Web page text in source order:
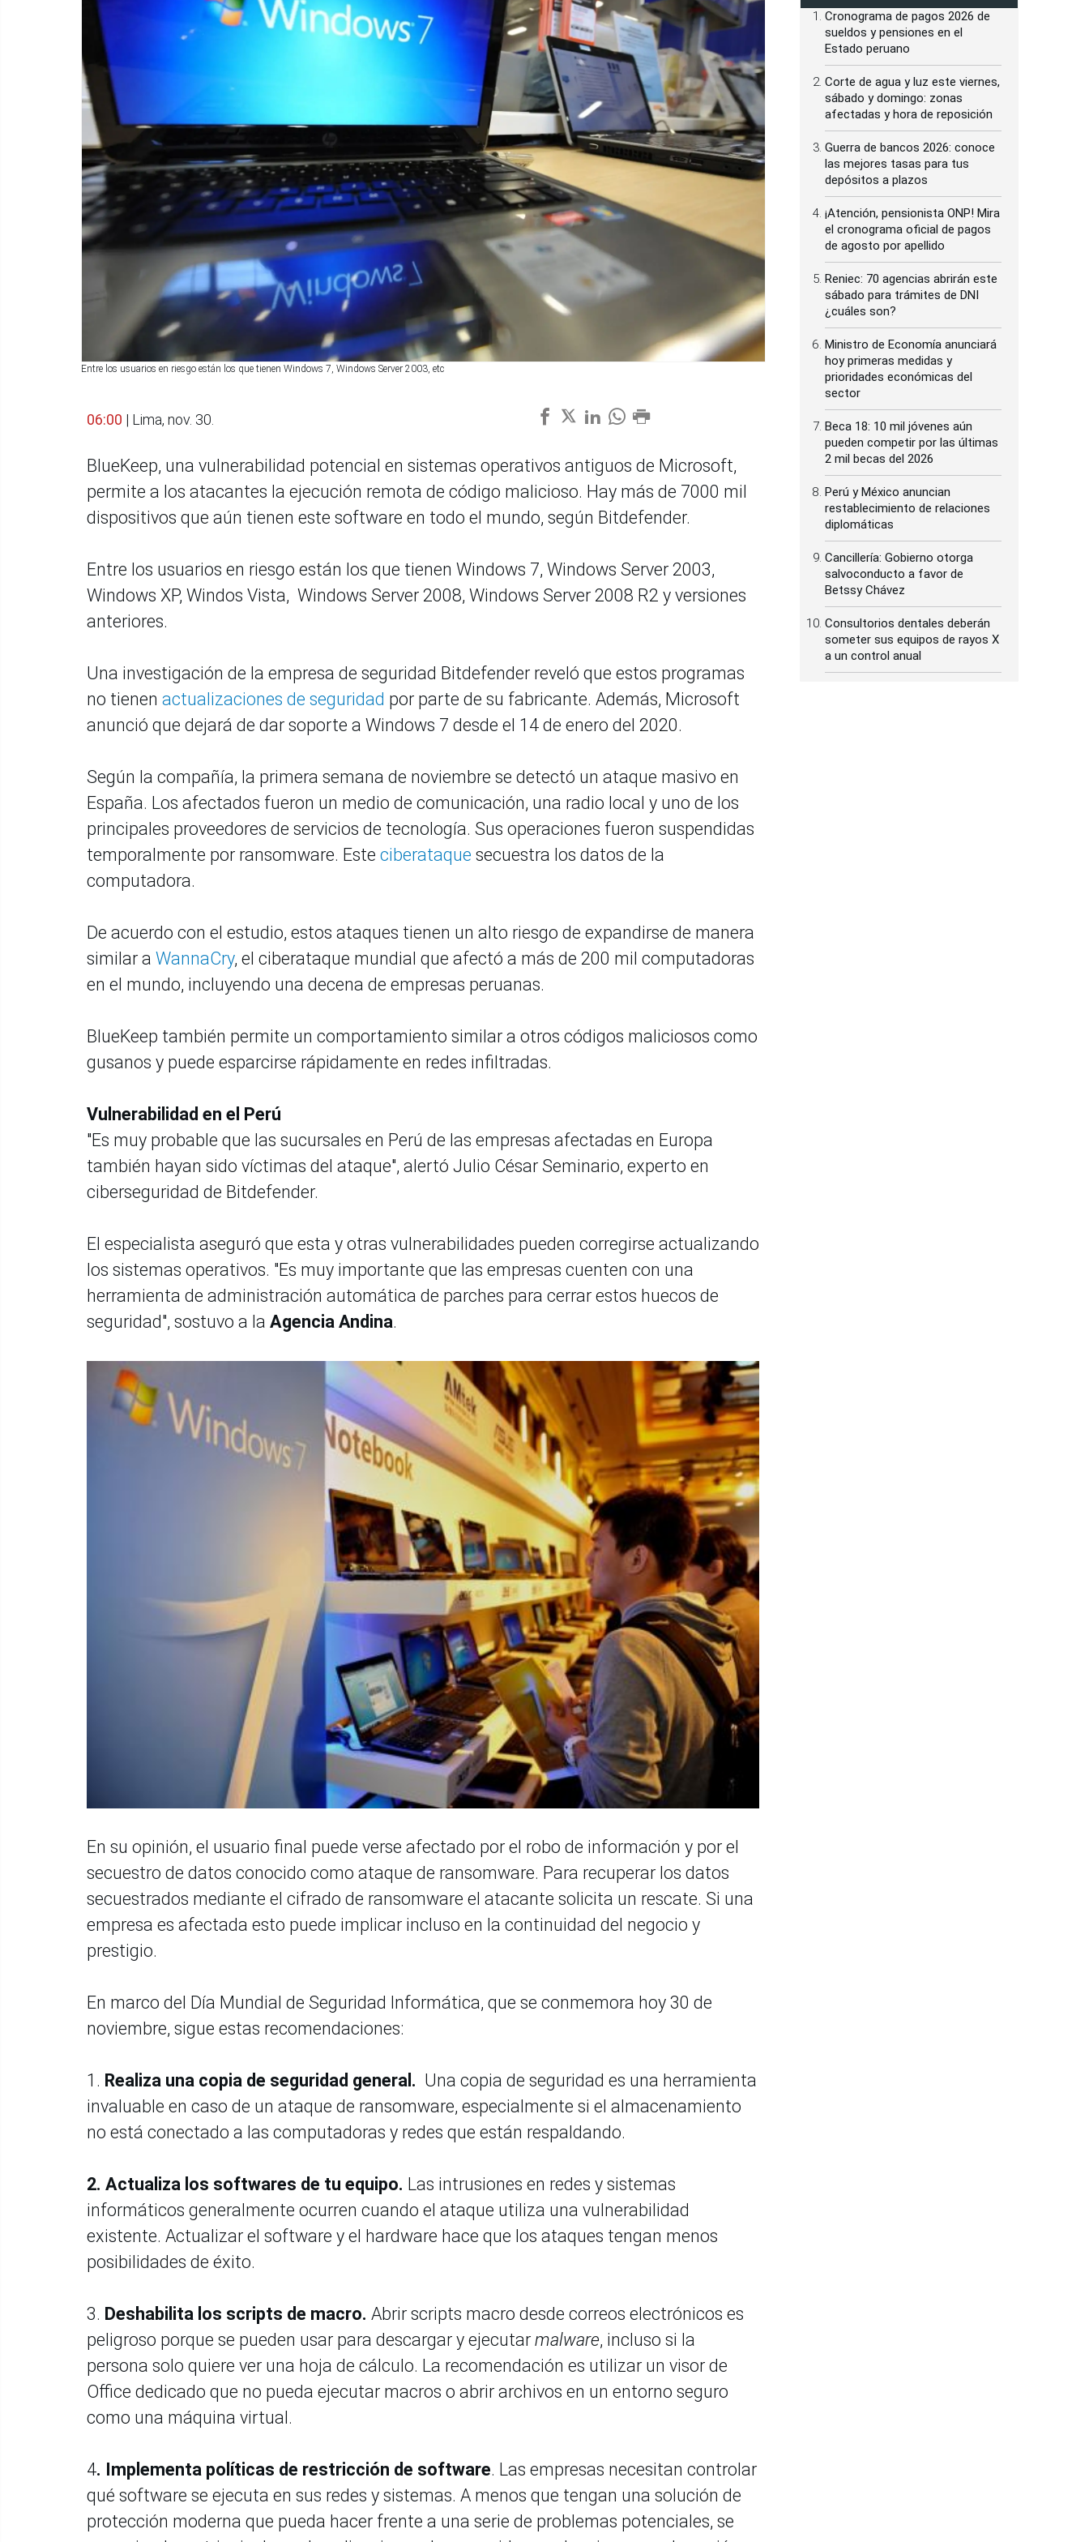
Entre los usuarios en riesgo están los que tienen Windows 7, Windows Server 2003, etc
06:00 | Lima, nov. 30.
BlueKeep, una vulnerabilidad potencial en sistemas operativos antiguos de Microsoft,
permite a los atacantes la ejecución remota de código malicioso. Hay más de 7000 mil
dispositivos que aún tienen este software en todo el mundo, según Bitdefender.
Entre los usuarios en riesgo están los que tienen Windows 7, Windows Server 2003,
Windows XP, Windos Vista, Windows Server 2008, Windows Server 2008 R2 y versiones
anteriores.
Una investigación de la empresa de seguridad Bitdefender reveló que estos programas
no tienen actualizaciones de seguridad por parte de su fabricante. Además, Microsoft
anunció que dejará de dar soporte a Windows 7 desde el 14 de enero del 2020.
Según la compañía, la primera semana de noviembre se detectó un ataque masivo en
España. Los afectados fueron un medio de comunicación, una radio local y uno de los
principales proveedores de servicios de tecnología. Sus operaciones fueron suspendidas
temporalmente por ransomware. Este ciberataque secuestra los datos de la
computadora.
De acuerdo con el estudio, estos ataques tienen un alto riesgo de expandirse de manera
similar a WannaCry, el ciberataque mundial que afectó a más de 200 mil computadoras
en el mundo, incluyendo una decena de empresas peruanas.
BlueKeep también permite un comportamiento similar a otros códigos maliciosos como
gusanos y puede esparcirse rápidamente en redes infiltradas.
Vulnerabilidad en el Perú
"Es muy probable que las sucursales en Perú de las empresas afectadas en Europa
también hayan sido víctimas del ataque", alertó Julio César Seminario, experto en
ciberseguridad de Bitdefender.
El especialista aseguró que esta y otras vulnerabilidades pueden corregirse actualizando
los sistemas operativos. "Es muy importante que las empresas cuenten con una
herramienta de administración automática de parches para cerrar estos huecos de
seguridad", sostuvo a la Agencia Andina.
En su opinión, el usuario final puede verse afectado por el robo de información y por el
secuestro de datos conocido como ataque de ransomware. Para recuperar los datos
secuestrados mediante el cifrado de ransomware el atacante solicita un rescate. Si una
empresa es afectada esto puede implicar incluso en la continuidad del negocio y
prestigio.
En marco del Día Mundial de Seguridad Informática, que se conmemora hoy 30 de
noviembre, sigue estas recomendaciones:
1. Realiza una copia de seguridad general. Una copia de seguridad es una herramienta
invaluable en caso de un ataque de ransomware, especialmente si el almacenamiento
no está conectado a las computadoras y redes que están respaldando.
2. Actualiza los softwares de tu equipo. Las intrusiones en redes y sistemas
informáticos generalmente ocurren cuando el ataque utiliza una vulnerabilidad
existente. Actualizar el software y el hardware hace que los ataques tengan menos
posibilidades de éxito.
3. Deshabilita los scripts de macro. Abrir scripts macro desde correos electrónicos es
peligroso porque se pueden usar para descargar y ejecutar malware, incluso si la
persona solo quiere ver una hoja de cálculo. La recomendación es utilizar un visor de
Office dedicado que no pueda ejecutar macros o abrir archivos en un entorno seguro
como una máquina virtual.
4. Implementa políticas de restricción de software. Las empresas necesitan controlar
qué software se ejecuta en sus redes y sistemas. A menos que tengan una solución de
protección moderna que pueda hacer frente a una serie de problemas potenciales, se
Cronograma de pagos 2026 de
sueldos y pensiones en el
Estado peruano
Corte de agua y luz este viernes,
sábado y domingo: zonas
afectadas y hora de reposición
Guerra de bancos 2026: conoce
las mejores tasas para tus
depósitos a plazos
¡Atención, pensionista ONP! Mira
el cronograma oficial de pagos
de agosto por apellido
Reniec: 70 agencias abrirán este
sábado para trámites de DNI
¿cuáles son?
Ministro de Economía anunciará
hoy primeras medidas y
prioridades económicas del
sector
Beca 18: 10 mil jóvenes aún
pueden competir por las últimas
2 mil becas del 2026
Perú y México anuncian
restablecimiento de relaciones
diplomáticas
Cancillería: Gobierno otorga
salvoconducto a favor de
Betssy Chávez
Consultorios dentales deberán
someter sus equipos de rayos X
a un control anual